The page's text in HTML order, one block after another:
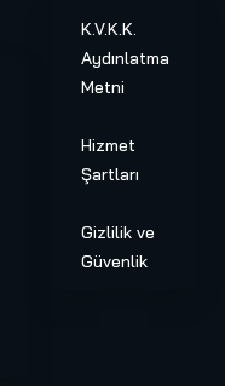
K.V.K.K.
Aydınlatma
Metni
Hizmet
Şartları
Gizlilik ve
Güvenlik